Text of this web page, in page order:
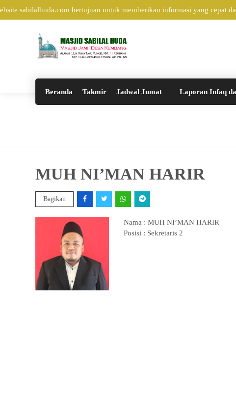
sabilalhuda.com bertujuan untuk memberikan informasi yang cepat
Beranda Takmir Jadwal Jumat Laporan Infaq
MUH NI’MAN HARIR
Bagikan
Nama : MUH NI’MAN HARIR
Posisi : Sekretaris 2